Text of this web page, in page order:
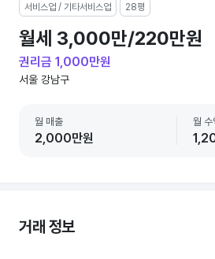
서비스업 / 기타서비스업 28평
월세 3,000만/220만원
권리금 1,000만원
서울 강남구
월 매출
2,000만원
월 수
거래 정보